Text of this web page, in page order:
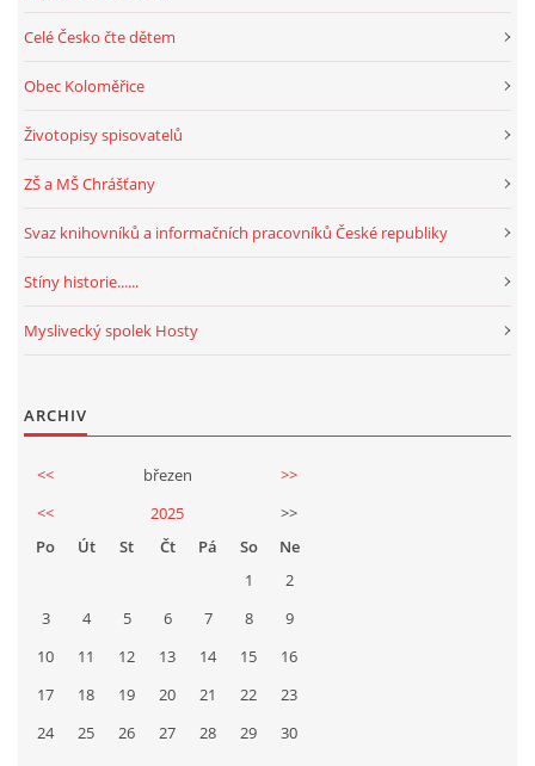
Celé Česko čte dětem
Obec Koloměřice
Životopisy spisovatelů
ZŠ a MŠ Chrášťany
Svaz knihovníků a informačních pracovníků České republiky
Stíny historie......
Myslivecký spolek Hosty
ARCHIV
<< březen
>>
<<
2025
>>
Po
Út St Čt Pá So
Ne
1
2
3
4 5 6 7 8
9
10
11 12 13 14 15
16
17
18 19 20 21 22
23
24
25 26 27 28 29
30